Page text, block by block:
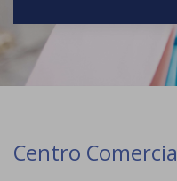
Centro